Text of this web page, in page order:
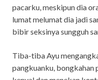
pacarku, meskipun dia
lumat melumat dia jadi
bibir seksinya sungguh
Tiba-tiba Ayu
pangkuanku, bongkahan